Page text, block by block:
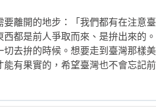
離開的地步：「我們都有在注意臺
都是前人爭取而來、是拚出來的。
去拚的時候。想要走到臺灣那樣美
有果實的，希望臺灣也不會忘記前